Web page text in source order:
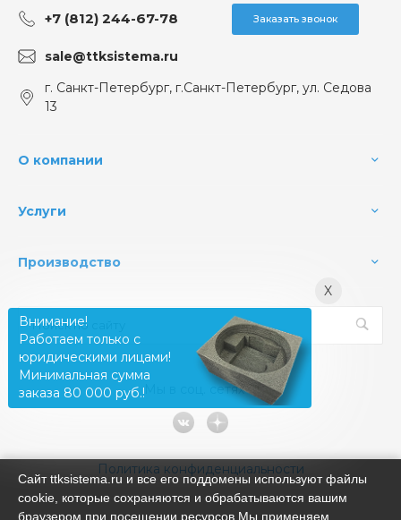
+7 (812) 244-67-78 Заказать звонок
sale@ttksistema.ru
г. Санкт-Петербург, г.Санкт-Петербург, ул. Седова
13
О компании
Услуги
Производство
Мы в соц. сетях
Политика конфиденциальности
X
Внимание!
Работаем только с
юридическими лицами!
Минимальная сумма
заказа 80 000 руб.!
Сайт ttksistema.ru и все его поддомены используют файлы
cookie, которые сохраняются и обрабатываются вашим
браузером при посещении ресурсов.Мы применяем